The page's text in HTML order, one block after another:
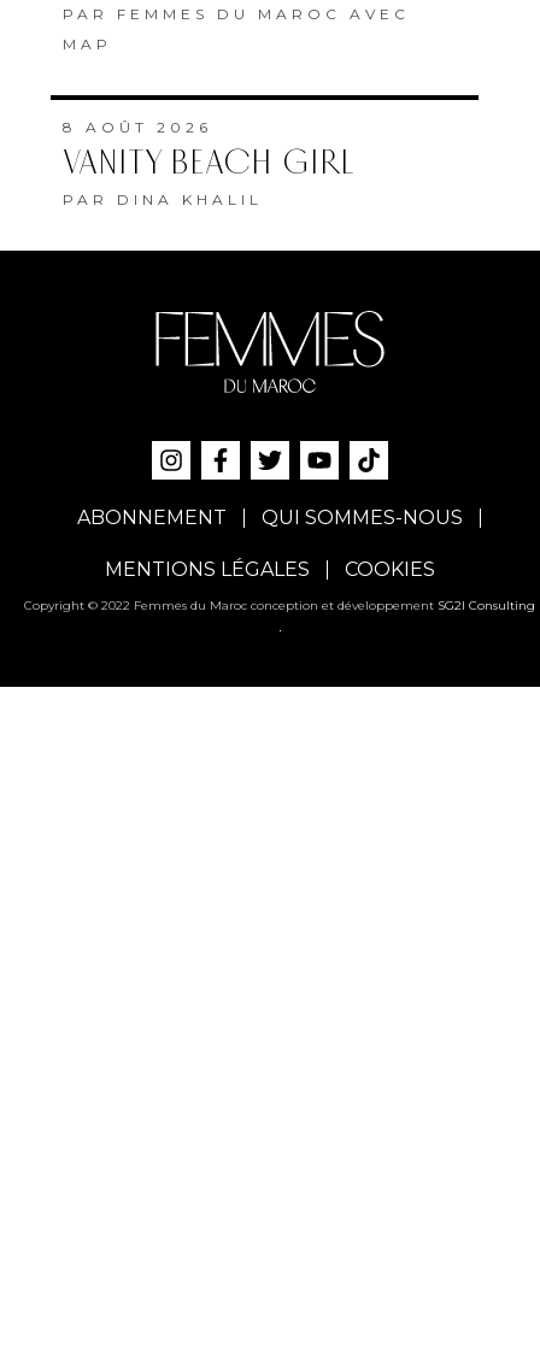
PAR FEMMES DU MAROC AVEC
MAP
8 AOÛT 2026
VANITY BEACH GIRL
PAR DINA KHALIL
ABONNEMENT QUI SOMMES-NOUS
MENTIONS LÉGALES COOKIES
Copyright © 2022 Femmes du Maroc conception et développement SG2I Consulting